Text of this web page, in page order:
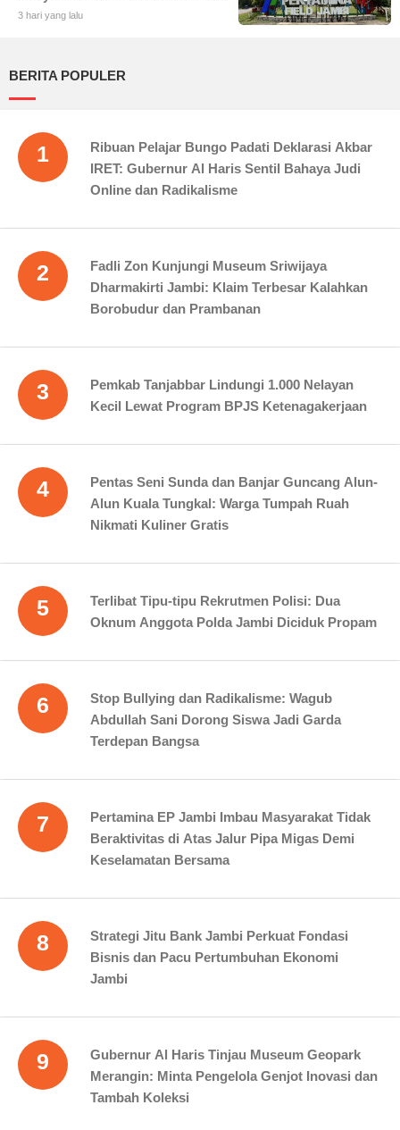
Atas Jalur Pipa Migas Demi
3 hari yang lalu
BERITA POPULER
1
Ribuan Pelajar Bungo Padati Deklarasi Akbar
IRET: Gubernur Al Haris Sentil Bahaya Judi
Online dan Radikalisme
2
Fadli Zon Kunjungi Museum Sriwijaya
Dharmakirti Jambi: Klaim Terbesar Kalahkan
Borobudur dan Prambanan
3
Pemkab Tanjabbar Lindungi 1.000 Nelayan
Kecil Lewat Program BPJS Ketenagakerjaan
4
Pentas Seni Sunda dan Banjar Guncang Alun-
Alun Kuala Tungkal: Warga Tumpah Ruah
Nikmati Kuliner Gratis
5
Terlibat Tipu-tipu Rekrutmen Polisi: Dua
Oknum Anggota Polda Jambi Diciduk Propam
6
Stop Bullying dan Radikalisme: Wagub
Abdullah Sani Dorong Siswa Jadi Garda
Terdepan Bangsa
7
Pertamina EP Jambi Imbau Masyarakat Tidak
Beraktivitas di Atas Jalur Pipa Migas Demi
Keselamatan Bersama
8
Strategi Jitu Bank Jambi Perkuat Fondasi
Bisnis dan Pacu Pertumbuhan Ekonomi
Jambi
9
Gubernur Al Haris Tinjau Museum Geopark
Merangin: Minta Pengelola Genjot Inovasi dan
Tambah Koleksi